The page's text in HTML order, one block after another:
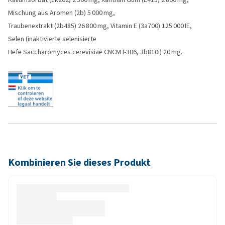
Mischung aus Aromen (2b) 5 000 mg,
Traubenextrakt (2b485) 26 800 mg, Vitamin E (3a700) 125 000 IE,
Selen (inaktivierte selenisierte
Hefe Saccharomyces cerevisiae CNCM I‑306, 3b810i) 20 mg.
Kombinieren Sie dieses Produkt